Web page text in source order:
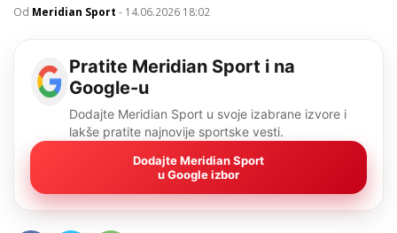
Od Meridian Sport - 14.06.2026 18:02
Pratite Meridian Sport i na
Google-u
Dodajte Meridian Sport u svoje izabrane izvore i
lakše pratite najnovije sportske vesti.
Dodajte Meridian Sport
u Google izbor